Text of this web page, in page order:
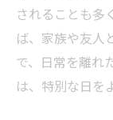
されることも多
ば、家族や友人
で、日常を離れ
は、特別な日を